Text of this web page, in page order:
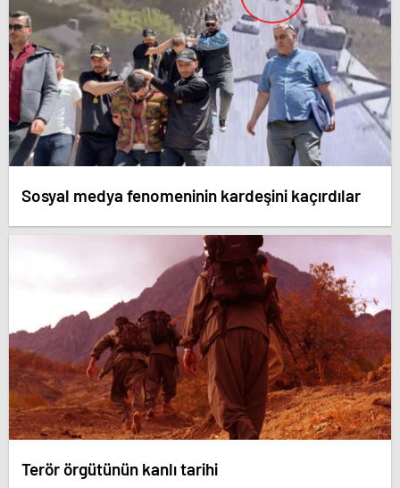
Sosyal medya fenomeninin kardeşini kaçırdılar
Terör örgütünün kanlı tarihi